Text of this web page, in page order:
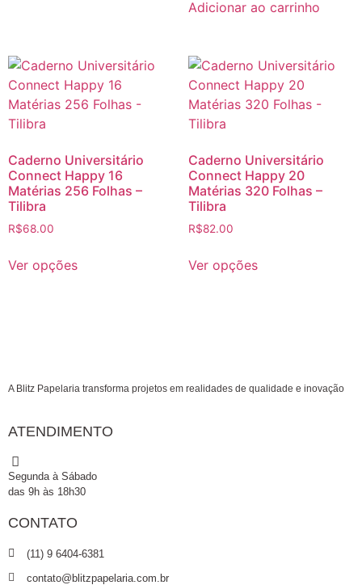
Adicionar ao carrinho
Caderno Universitário
Connect Happy 16
Matérias 256 Folhas –
Tilibra
R$68.00
Ver opções
Caderno Universitário
Connect Happy 20
Matérias 320 Folhas –
Tilibra
R$82.00
Ver opções
A Blitz Papelaria transforma projetos em realidades de qualidade e inovação
ATENDIMENTO
Segunda à Sábado
das 9h às 18h30
CONTATO
(11) 9 6404-6381
contato@blitzpapelaria.com.br